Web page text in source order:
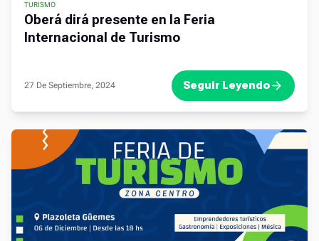
TURISMO
Oberá dirá presente en la Feria
Internacional de Turismo
27 De Septiembre, 2024 Seguir Leyendo